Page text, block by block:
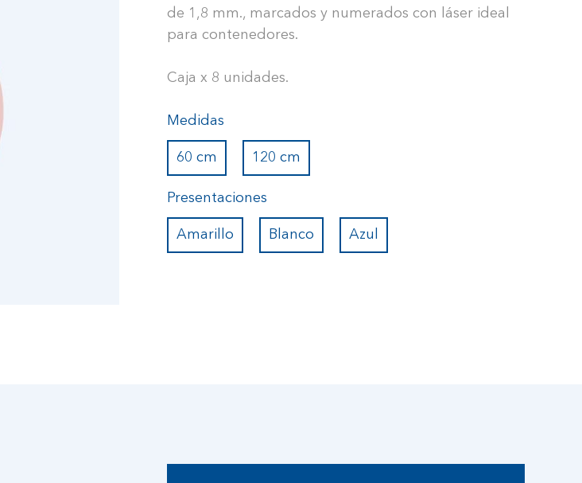
de 1,8 mm., marcados y numerados con láser ideal
para contenedores.
Caja x 8 unidades.
Medidas
60 cm 120 cm
Presentaciones
Amarillo Blanco Azul